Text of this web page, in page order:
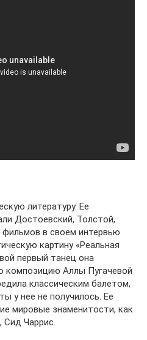
литературу. Ее
Достоевский, Толстой,
в своем интервью
картину «Реальная
первый танец она
композицию Аллы Пугачевой
классическим балетом,
у нее не получилось. Ее
мировые знаменитости, как
Чаррис.